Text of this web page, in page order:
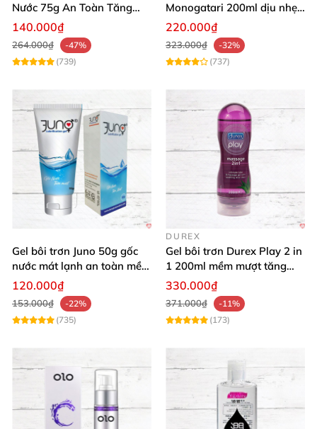
Nước 75g An Toàn Tăng
Khoái Cảm
140.000₫
264.000₫
-47%
(739)
Monogatari 200ml dịu nhẹ,
an toàn
220.000₫
323.000₫
-32%
(737)
Gel bôi trơn Juno 50g gốc
nước mát lạnh an toàn mềm
mại
120.000₫
153.000₫
-22%
(735)
DUREX
Gel bôi trơn Durex Play 2 in
1 200ml mềm mượt tăng
khoái cảm
330.000₫
371.000₫
-11%
(173)